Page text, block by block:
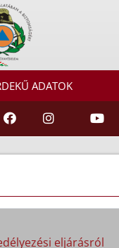
ADATOK
eljárásról